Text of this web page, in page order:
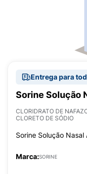
Entrega para
Sorine Solução
CLORIDRATO DE
CLORETO DE SÓDIO
Sorine Solução
Marca:SORINE